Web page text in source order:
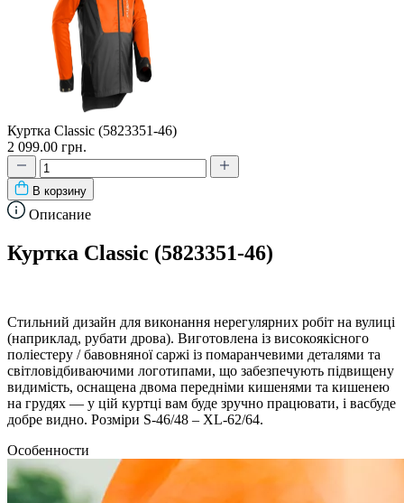
Куртка Classic (5823351-46)
2 099.00 грн.
В корзину
Описание
Куртка Classic (5823351-46)
Стильний дизайн для виконання нерегулярних робіт на вулиці
(наприклад, рубати дрова). Виготовлена із високоякісного
поліестеру / бавовняної саржі із помаранчевими деталями та
світловідбиваючими логотипами, що забезпечують підвищену
видимість, оснащена двома передніми кишенями та кишенею
на грудях — у цій куртці вам буде зручно працювати, і васбуде
добре видно. Розміри S-46/48 – XL-62/64.
Особенности